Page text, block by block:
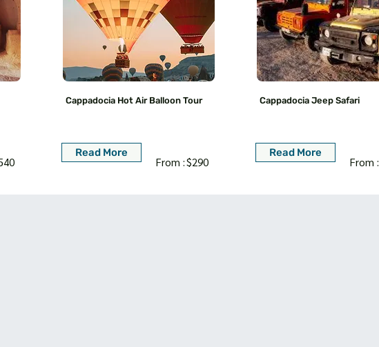
Cappadocia Hot Air Balloon Tour
Read More
From :$290
Cappadocia Jeep Safari
Read More
From :